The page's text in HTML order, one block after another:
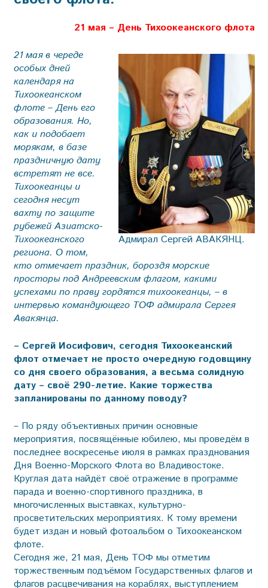
21 мая – День Тихоокеанского флота
Адмирал Сергей АВАКЯНЦ.
21 мая в череде
особых дней
календаря на
Тихоокеанском
флоте – День его
образования. Но,
как и подобает
морякам, в базе
праздничную дату
встретят не все.
Тихоокеанцы и
сегодня несут
вахту по защите
рубежей Азиатско-
Тихоокеанского
региона. О том,
кто отмечает праздник, бороздя морские
просторы под Андреевским флагом, какими
успехами по праву гордятся тихоокеанцы, – в
интервью командующего ТОФ адмирала Сергея
Авакянца.
– Сергей Иосифович, сегодня Тихоокеанский
флот отмечает не просто очередную годовщину
со дня своего образования, а весьма солидную
дату – своё 290-летие. Какие торжества
запланированы по данному поводу?
– По ряду объективных причин основные
мероприятия, посвящённые юбилею, мы проведём в
последнее воскресенье июля в рамках празднования
Дня Военно-Морского Флота во Владивостоке.
Круглая дата найдёт своё отражение в программе
парада и военно-спортивного праздника, в
многочисленных выставках, культурно-
просветительских мероприятиях. К тому времени
будет издан и новый фотоальбом о Тихоокеанском
флоте.
Сегодня же, 21 мая, День ТОФ мы отметим
торжественным подъёмом Государственных флагов и
флагов расцвечивания на кораблях, выступлением